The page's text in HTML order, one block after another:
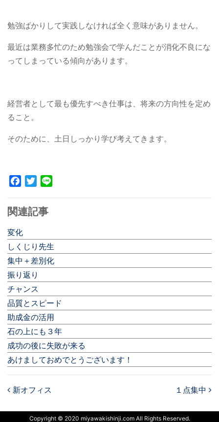
勉強ばかりして実践しなければ全く意味がありません。
最近は業務多忙のため勉強会で学んだことが消化不良にな
ってしまっている傾向があります。
経営者として最も優先すべき仕事は、将来の方向性を定め
ること。
そのために、土日しっかり学び考えてきます。
Facebook
Twitter
関連記事
変化
しくじり先生
集中＋差別化
振り返り
チャンス
品質とスピード
助成金の活用
石の上にも３年
成功の後に失敗が来る
あけましておめでとうございます！
新オフィス １点集中
Copyright © 2020 miyawakishinji.com All Rights Reserved.